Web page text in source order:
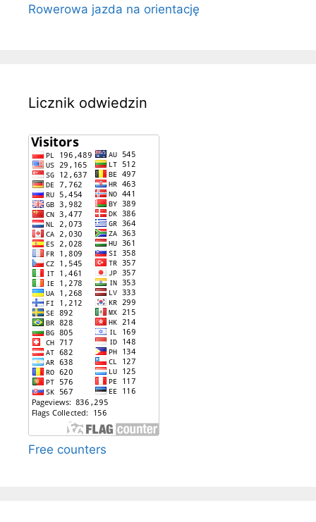
Rowerowa jazda na orientację
Licznik odwiedzin
Free counters